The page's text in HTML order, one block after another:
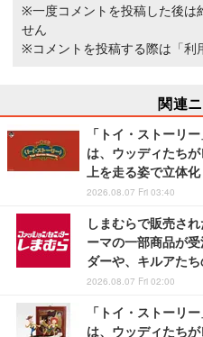
※一度コメントを投稿した後は
せん
※コメントを投稿する際は 「利
関連
「トイ・ストーリ
は、ウッディたち
上を走る姿で立体化
2026.08.07 Fri 03:40
しまむらで販売さ
ーマの一部商品が
ダーや、キルアた
2026.08.07 Fri 02:00
「トイ・ストーリ
は、ウッディたち